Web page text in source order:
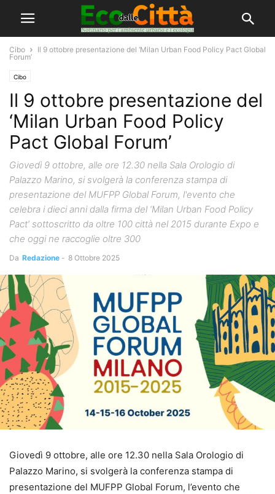
Cibo
Il 9 ottobre presentazione del ‘Milan Urban Food Policy Pact Global
Forum’
Cibo
Il 9 ottobre presentazione del
‘Milan Urban Food Policy
Pact Global Forum’
Giovedì 9 ottobre, alle ore 12.30 nella Sala Orologio di
Palazzo Marino, si svolgerà la conferenza stampa di
presentazione del MUFPP Global Forum, l'evento che
celebra i dieci anni dalla firma del ‘Milan Urban Food Policy
Pact’ sottoscritto da oltre 100 città nel 2015 durante Expo e
che oggi ne raccoglie oltre 300
Da Redazione - 8 Ottobre 2025
Giovedì 9 ottobre, alle ore 12.30 nella Sala Orologio di
Palazzo Marino, si svolgerà la conferenza stampa di
presentazione del MUFPP Global Forum, l’evento che